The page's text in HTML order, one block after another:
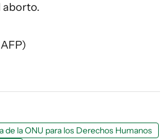
aborto.
de la ONU para los Derechos Humanos